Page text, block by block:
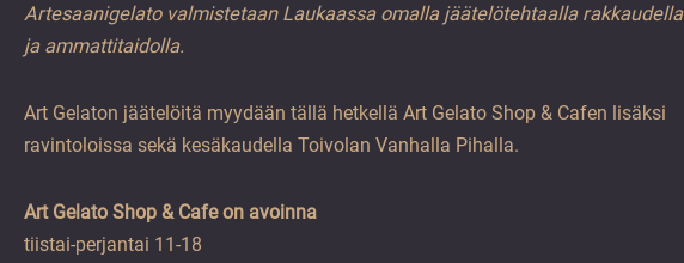
Artesaanigelato valmistetaan Laukaassa omalla jäätelötehtaalla rakkaudella
ja ammattitaidolla.
Art Gelaton jäätelöitä myydään tällä hetkellä Art Gelato Shop & Cafen lisäksi
ravintoloissa sekä kesäkaudella Toivolan Vanhalla Pihalla.
Art Gelato Shop & Cafe on avoinna
tiistai-perjantai 11-18